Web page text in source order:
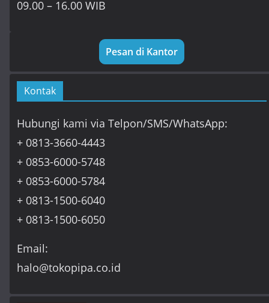
09.00 – 16.00 WIB
Pesan di Kantor
Kontak
Hubungi kami via Telpon/SMS/WhatsApp:
+ 0813-3660-4443
+ 0853-6000-5748
+ 0853-6000-5784
+ 0813-1500-6040
+ 0813-1500-6050
Email:
halo@tokopipa.co.id